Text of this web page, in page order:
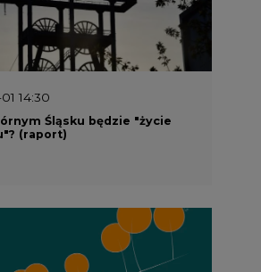
14:30
Śląsku będzie "życie
(raport)